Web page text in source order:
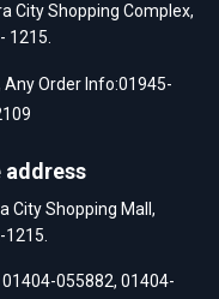
City Shopping Complex,
1215.
Any Order Info:01945-
address
City Shopping Mall,
1215.
01404-055882, 01404-